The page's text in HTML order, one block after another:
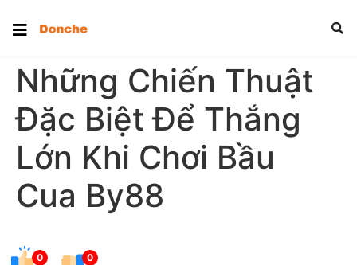
Những Chiến Thuật
Đặc Biệt Để Thắng
Lớn Khi Chơi Bầu
Cua By88
0 0